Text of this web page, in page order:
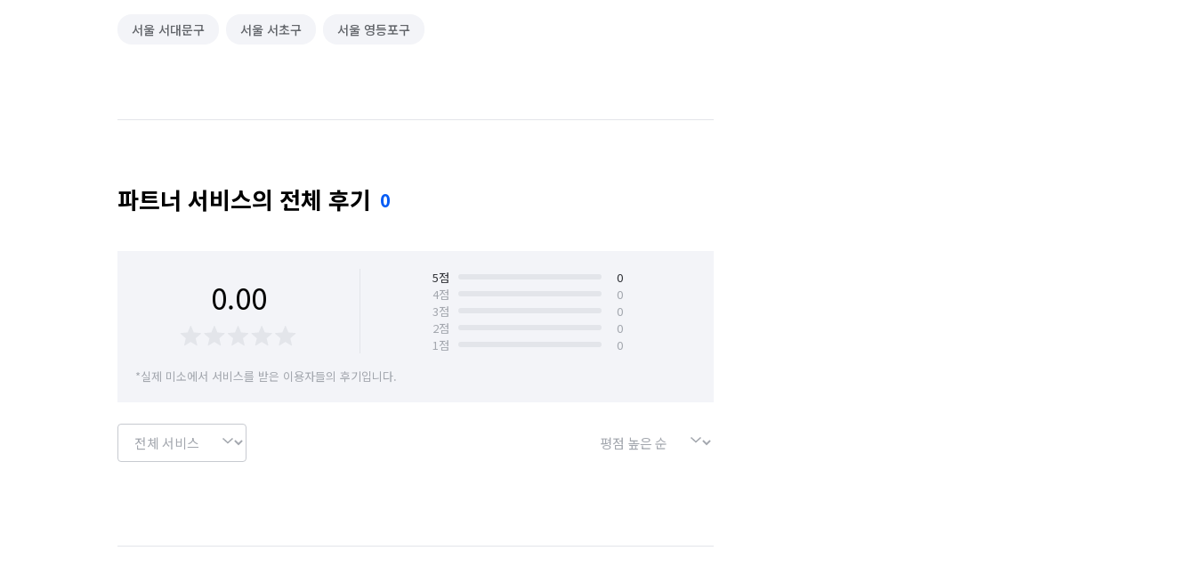
서울 서대문구 서울 서초구 서울 영등포구
파트너 서비스의 전체 후기 0
0.00 5점
0
4점
0
3점
0
2점
0
1점
0
*실제 미소에서 서비스를 받은 이용자들의 후기입니다.